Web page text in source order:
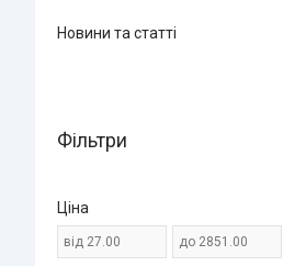
Новини та статті
Фільтри
Ціна